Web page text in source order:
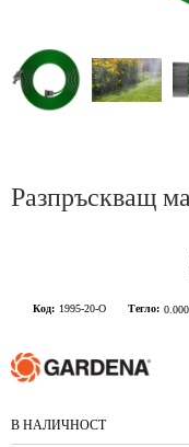
Разпръскващ
Код: 1995-20-О Тегло: 0.000
В НАЛИЧНОСТ